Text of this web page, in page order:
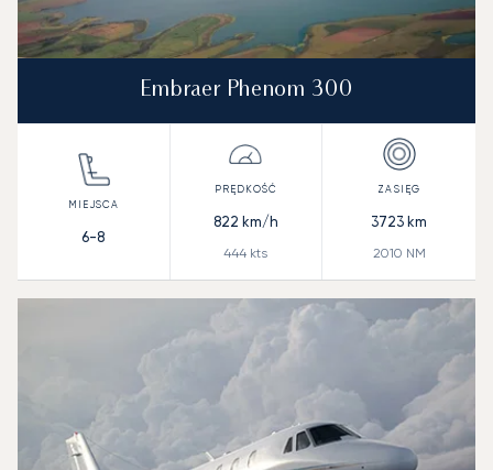
Embraer Phenom 300
6-8
822 km/h
444 kts
3723 km
2010 NM